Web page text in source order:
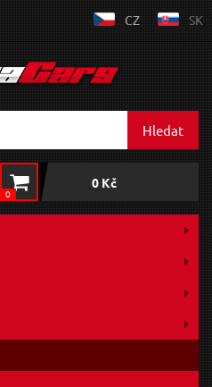
CZ SK
Hledat
0
0 Kč